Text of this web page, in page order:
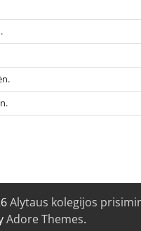
Alytaus kolegijos
Adore Themes.